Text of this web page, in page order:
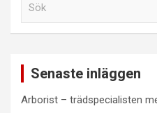
Senaste inläggen
Arborist – trädspecialisten